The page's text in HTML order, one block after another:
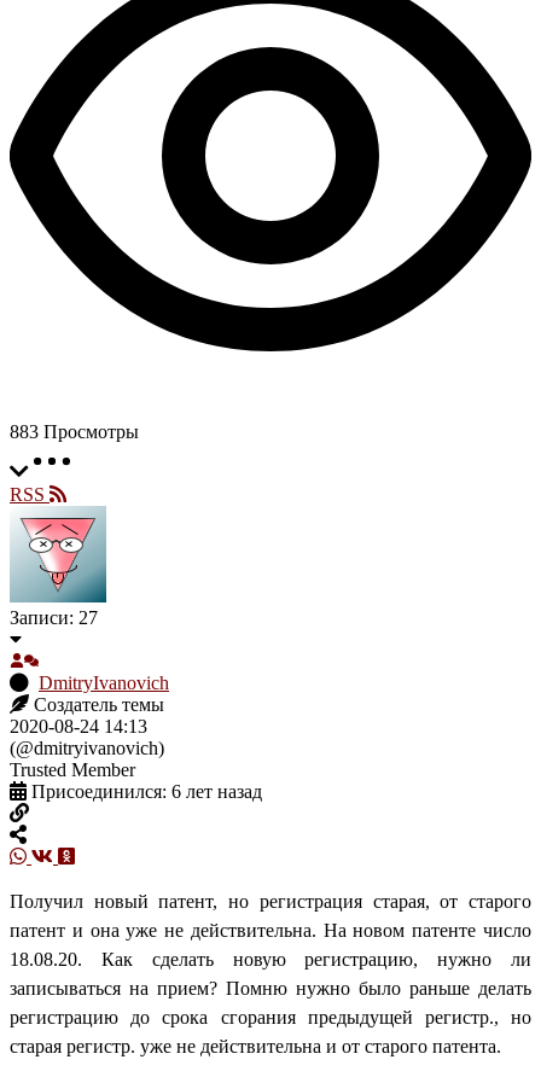
883 Просмотры
RSS
Записи: 27
DmitryIvanovich
Создатель темы
2020-08-24 14:13
(@dmitryivanovich)
Trusted Member
Присоединился: 6 лет назад
Получил новый патент, но регистрация старая, от старого
патент и она уже не действительна. На новом патенте число
18.08.20. Как сделать новую регистрацию, нужно ли
записываться на прием? Помню нужно было раньше делать
регистрацию до срока сгорания предыдущей регистр., но
старая регистр. уже не действительна и от старого патента.